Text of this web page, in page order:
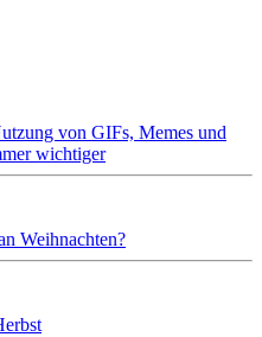
von GIFs, Memes und
wichtiger
Weihnachten?